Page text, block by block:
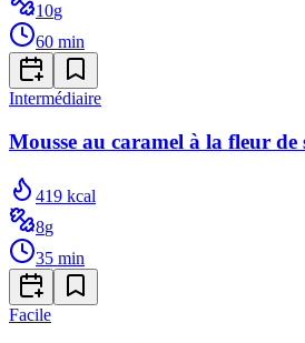
10g
60 min
Intermédiaire
Mousse au caramel à la fleur de
419 kcal
8g
35 min
Facile